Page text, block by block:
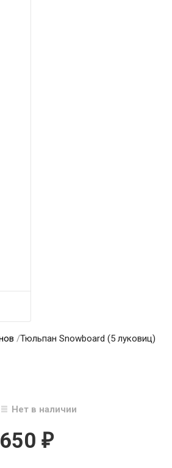
/Тюльпан Snowboard (5 луковиц)
Нет в наличии
650 ₽